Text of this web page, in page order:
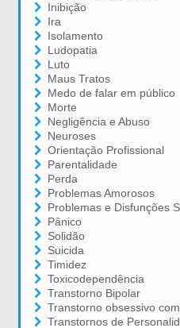
Inibição
Ira
Isolamento
Ludopatia
Luto
Maus Tratos
Medo de falar em público
Morte
Negligência e Abuso
Neuroses
Orientação Profissional
Parentalidade
Perda
Problemas Amorosos
Problemas e Disfunções
Pânico
Solidão
Suicida
Timidez
Toxicodependência
Transtorno Bipolar
Transtorno obsessivo
Transtornos de